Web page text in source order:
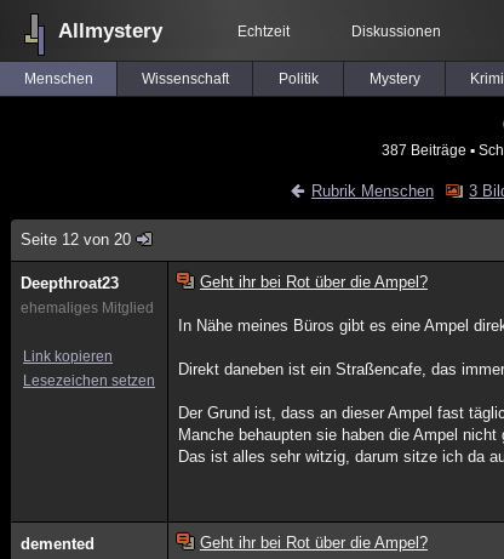
Allmystery Echtzeit Diskussionen
Menschen Wissenschaft Politik Mystery
387 Beiträge ▪
Rubrik Menschen 3
Seite 12 von 20
Deepthroat23
ehemaliges Mitglied
Link kopieren
Lesezeichen setzen
Geht ihr bei Rot über die Ampel?
In Nähe meines Büros gibt es eine Ampel
Direkt daneben ist ein Straßencafe, das
Der Grund ist, dass an dieser Ampel fast
Manche behaupten sie haben die Ampel nicht
Das ist alles sehr witzig, darum sitze ich da
demented Geht ihr bei Rot über die Ampel?